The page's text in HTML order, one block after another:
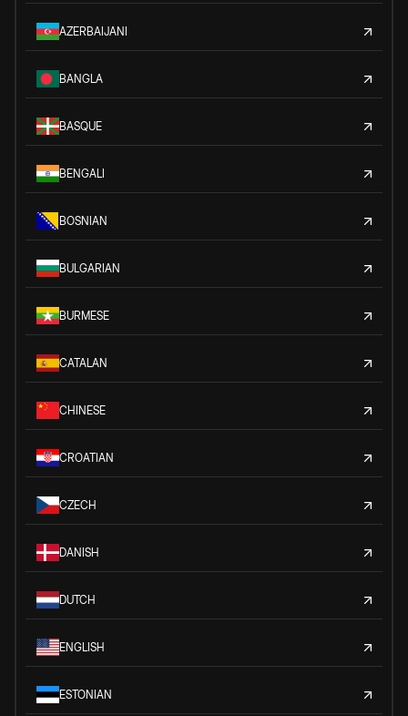
AZERBAIJANI
BANGLA
BASQUE
BENGALI
BOSNIAN
BULGARIAN
BURMESE
CATALAN
CHINESE
CROATIAN
CZECH
DANISH
DUTCH
ENGLISH
ESTONIAN